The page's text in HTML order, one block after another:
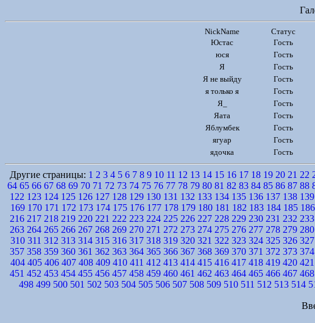
NickName Статус
Юстас
Гость
юся
Гость
Я
Гость
Я не выйду
Гость
я только я
Гость
Я_
Гость
Яата
Гость
Яблумбек
Гость
ягуар
Гость
ядочка
Гость
Другие страницы: 1 2 3 4 5 6 7 8 9 10 11 12 13 14 15 16 17 18 19 20 21 22
64 65 66 67 68 69 70 71 72 73 74 75 76 77 78 79 80 81 82 83 84 85 86 87 88
122 123 124 125 126 127 128 129 130 131 132 133 134 135 136 137 138 139
169 170 171 172 173 174 175 176 177 178 179 180 181 182 183 184 185 186
216 217 218 219 220 221 222 223 224 225 226 227 228 229 230 231 232 233
263 264 265 266 267 268 269 270 271 272 273 274 275 276 277 278 279 280
310 311 312 313 314 315 316 317 318 319 320 321 322 323 324 325 326 327
357 358 359 360 361 362 363 364 365 366 367 368 369 370 371 372 373 374
404 405 406 407 408 409 410 411 412 413 414 415 416 417 418 419 420 421
451 452 453 454 455 456 457 458 459 460 461 462 463 464 465 466 467 468
498 499 500 501 502 503 504 505 506 507 508 509 510 511 512 513 514